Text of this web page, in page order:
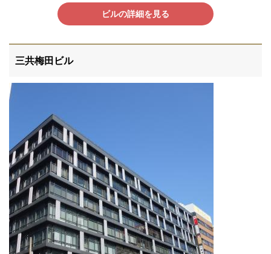
ビルの詳細を見る
三共梅田ビル